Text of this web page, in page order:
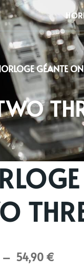
GÉANTE
– 54,90 €